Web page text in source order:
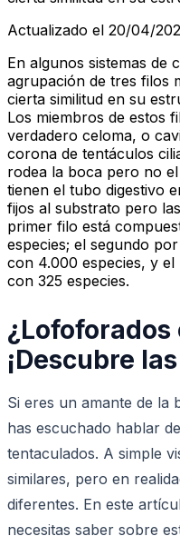
Actualizado el 20/04/
En algunos sistemas de
agrupación de tres filos
cierta similitud en su
Los miembros de estos
verdadero celoma, o
corona de tentáculos
rodea la boca pero no
tienen el tubo digestivo
fijos al substrato pero
primer filo está
especies; el segundo
con 4.000 especies, y
con 325 especies.
¿Lofoforados
¡Descubre
Si eres un amante de la
has escuchado hablar
tentaculados. A simple
similares, pero en
diferentes. En este
necesitas saber sobre